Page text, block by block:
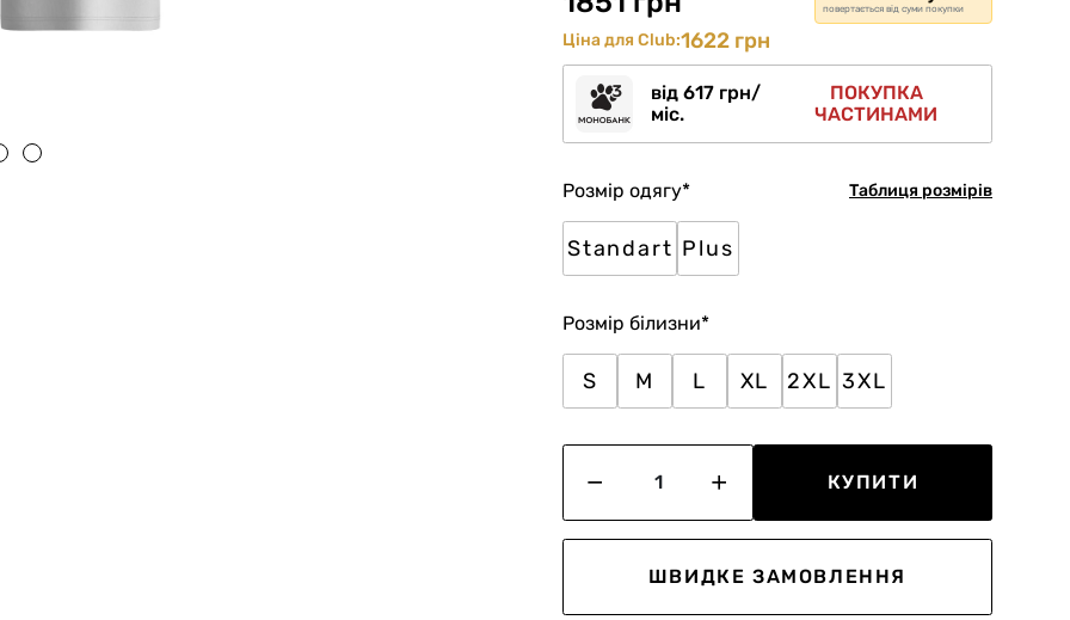
повертається від суми покупки
Ціна для Club:1622 грн
від 617 грн/
міс.
ПОКУПКА
ЧАСТИНАМИ
Таблиця розмірів
Розмір одягу*
Standart Plus
Розмір білизни*
S M L XL 2XL 3XL
КУПИТИ
ШВИДКЕ ЗАМОВЛЕННЯ